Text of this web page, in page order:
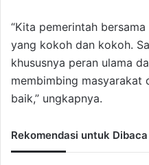
“Kita pemerintah
yang kokoh dan kokoh.
khususnya peran ulama
membimbing masyarakat
baik,” ungkapnya.
Rekomendasi untuk Dibaca